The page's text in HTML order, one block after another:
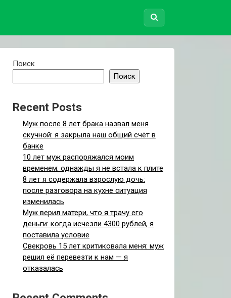
Поиск
Поиск
Recent Posts
Муж после 8 лет брака назвал меня
скучной: я закрыла наш общий счёт в
банке
10 лет муж распоряжался моим
временем: однажды я не встала к плите
8 лет я содержала взрослую дочь:
после разговора на кухне ситуация
изменилась
Муж верил матери, что я трачу его
деньги: когда исчезли 4300 рублей, я
поставила условие
Свекровь 15 лет критиковала меня: муж
решил её перевезти к нам — я
отказалась